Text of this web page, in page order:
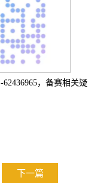
62436965，备赛相关疑
下一篇